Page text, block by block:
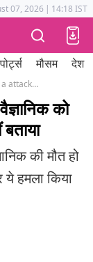
Tak Astrotak
07, 2026 | 14:18 IST
मौसम देश
iranian nuclear scientist killed in a attack by israel forces
को
की मौत हो
ये हमला किया